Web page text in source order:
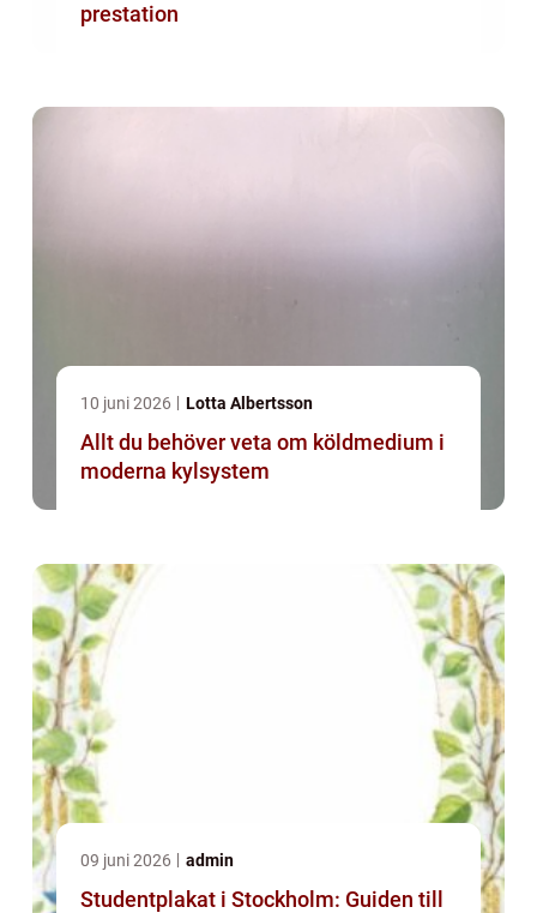
prestation
10 juni 2026 Lotta Albertsson
Allt du behöver veta om köldmedium i
moderna kylsystem
09 juni 2026 admin
Studentplakat i Stockholm: Guiden till